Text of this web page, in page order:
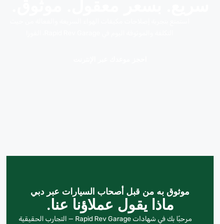
موثوق به من قبل أصحاب السيارات عبر دبي
ماذا يقول عملاؤنا عنا.
مرحبًا بك في شهادات Rapid Rev Garage — التجارب الحقيقية